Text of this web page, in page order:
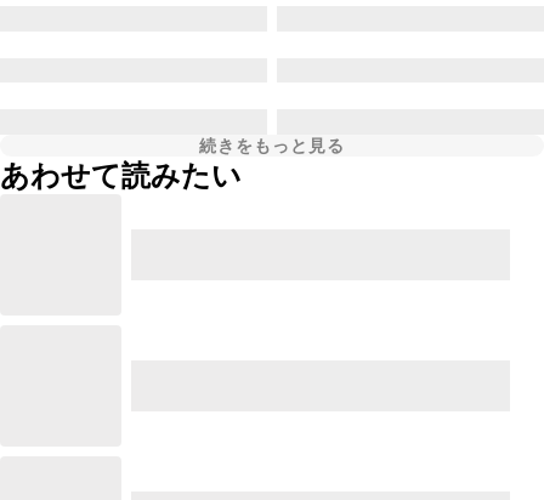
続きをもっと見る
あわせて読みたい